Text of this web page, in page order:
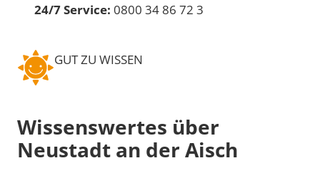
24/7 Service: 0800 34 86 72 3
GUT ZU WISSEN
Wissenswertes über
Neustadt an der Aisch